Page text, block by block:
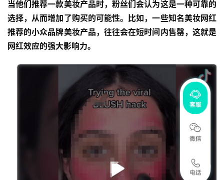
当他们推荐一款美妆产品时，粉丝们会认为这是一种可靠的
选择，从而增加了购买的可能性。比如，一些知名美妆网红
推荐的小众品牌美妆产品，往往会在短时间内售罄，这就是
网红效应的强大影响力。